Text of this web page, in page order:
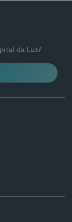
da Luz?